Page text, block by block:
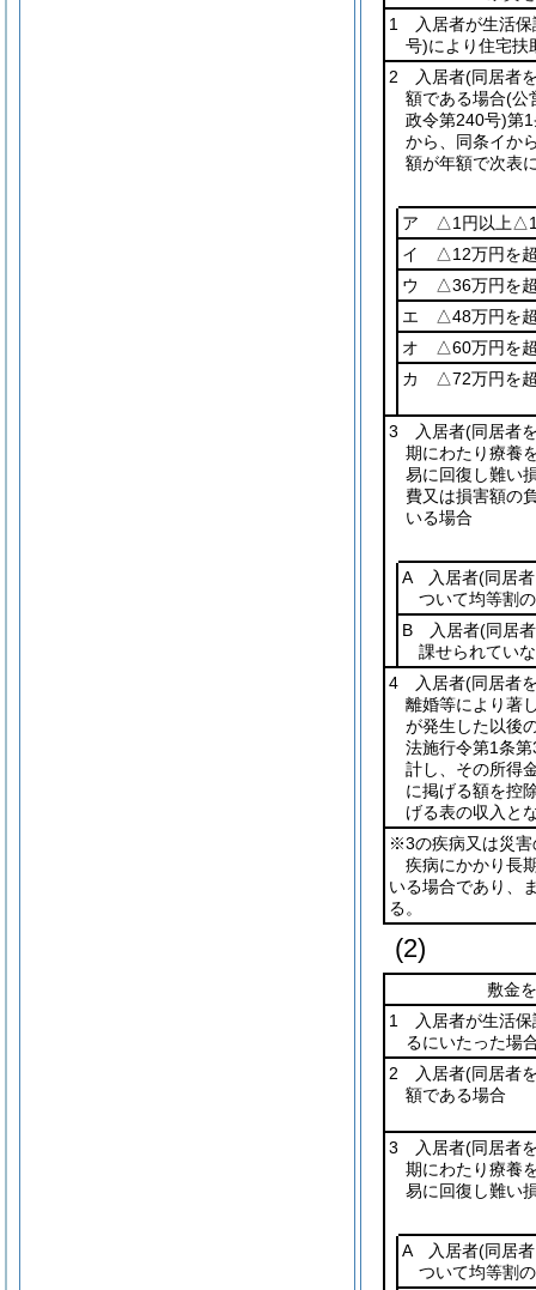
1 入居者が生活保
号)により住宅扶
2 入居者(同居者
額である場合(公
政令第240号)第
から、同条イか
額が年額で次表
ア △1円以上
イ △12万円を
ウ △36万円を
エ △48万円を
オ △60万円を
カ △72万円を
3 入居者(同居者
期にわたり療養
易に回復し難い
費又は損害額の
いる場合
A 入居者(同居
ついて均等割
B 入居者(同居
課せられてい
4 入居者(同居者
離婚等により著
が発生した以後
法施行令第1条
計し、その所得
に掲げる額を控
げる表の収入と
※3の疾病又は災害
疾病にかかり長
いる場合であり、
る。
(2)
敷金
1 入居者が生活保
るにいたった場
2 入居者(同居者
額である場合
3 入居者(同居者
期にわたり療養
易に回復し難い
A 入居者(同居
ついて均等割